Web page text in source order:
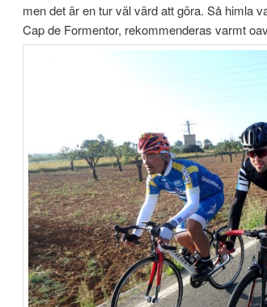
men det är en tur väl värd att göra. Så himla
Cap de Formentor, rekommenderas varmt